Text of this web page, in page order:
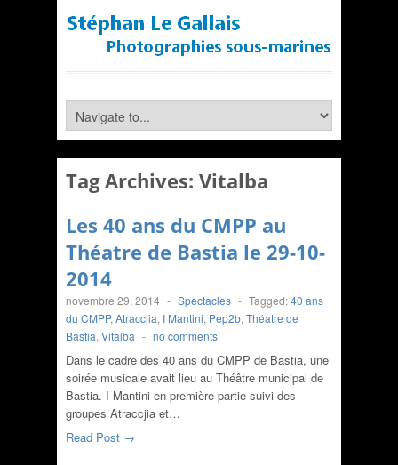
Tag Archives: Vitalba
Les 40 ans du CMPP au
Théatre de Bastia le 29-10-
2014
novembre 29, 2014 - Spectacles - Tagged:40 ans
du CMPP, Atraccjia, I Mantini, Pep2b, Théatre de
Bastia, Vitalba - no comments
Dans le cadre des 40 ans du CMPP de Bastia, une
soirée musicale avait lieu au Théâtre municipal de
Bastia. I Mantini en première partie suivi des
groupes Atraccjia et…
Read Post →